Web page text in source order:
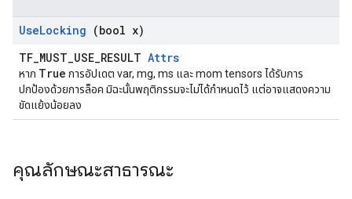
UseLocking (bool x)
TF_MUST_USE_RESULT Attrs
หาก True การอัปเดต var, mg, ms และ mom tensors ได้รับการ
ปกป้องด้วยการล็อค มิฉะนั้นพฤติกรรมจะไม่ได้กำหนดไว้ แต่อาจแสดงความ
ขัดแย้งน้อยลง
คุณลักษณะสาธารณะ